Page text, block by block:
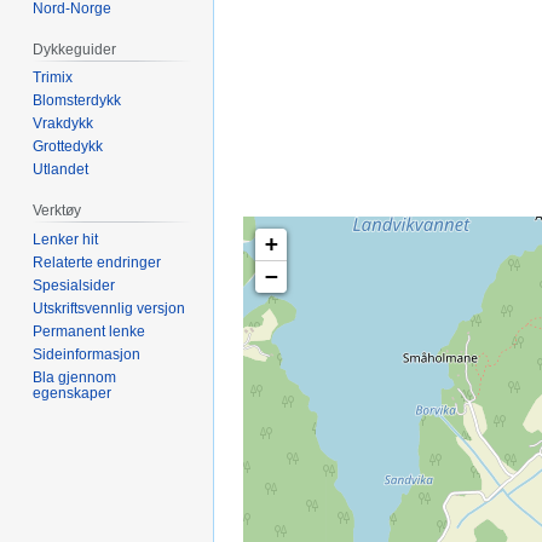
+
−
Nord-Norge
Dykkeguider
Trimix
Blomsterdykk
Vrakdykk
Grottedykk
Utlandet
Verktøy
Lenker hit
Relaterte endringer
Spesialsider
Utskriftsvennlig versjon
Permanent lenke
Sideinformasjon
Bla gjennom
egenskaper